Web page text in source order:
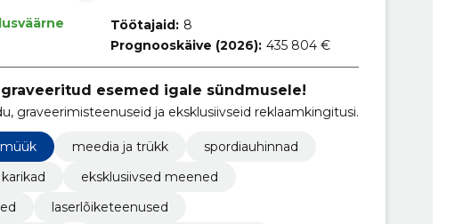
Töötajaid: 8
Prognooskäive (2026): 435 804 €
esemed igale sündmusele!
graveerimisteenuseid ja eksklusiivseid reklaamkingitusi.
meedia ja trükk
spordiauhinnad
karikad
eksklusiivsed meened
laserlõiketeenused